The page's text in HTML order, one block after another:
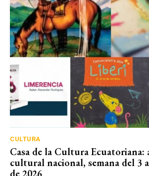
CULTURA
Casa de la Cultura Ecuatoriana:
cultural nacional, semana del 3